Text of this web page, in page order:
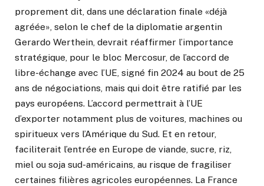
proprement dit, dans une déclaration finale «déjà
agréée», selon le chef de la diplomatie argentin
Gerardo Werthein, devrait réaffirmer l’importance
stratégique, pour le bloc Mercosur, de l’accord de
libre-échange avec l’UE, signé fin 2024 au bout de 25
ans de négociations, mais qui doit être ratifié par les
pays européens. L’accord permettrait à l’UE
d’exporter notamment plus de voitures, machines ou
spiritueux vers l’Amérique du Sud. Et en retour,
faciliterait l’entrée en Europe de viande, sucre, riz,
miel ou soja sud-américains, au risque de fragiliser
certaines filières agricoles européennes. La France